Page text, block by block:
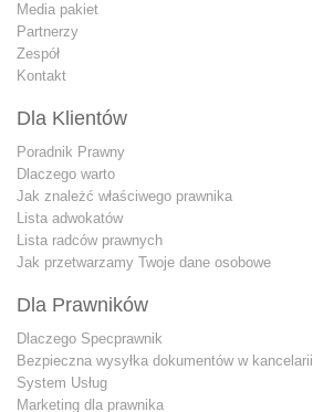
Media pakiet
Partnerzy
Zespół
Kontakt
Dla Klientów
Poradnik Prawny
Dlaczego warto
Jak znależć właściwego prawnika
Lista adwokatów
Lista radców prawnych
Jak przetwarzamy Twoje dane osobowe
Dla Prawników
Dlaczego Specprawnik
Bezpieczna wysyłka dokumentów w kancelarii
System Usług
Marketing dla prawnika